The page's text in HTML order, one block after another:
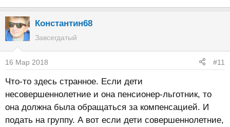
Константин68
Завсегдатый
16 Мар 2018 #11
Что-то здесь странное. Если дети
несовершеннолетние и она пенсионер-льготник, то
она должна была обращаться за компенсацией. И
подать на группу. А вот если дети совершеннолетние,